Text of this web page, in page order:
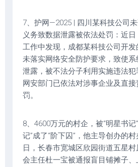
7、护网—2025 | 四川某科技公司
义务致数据泄露被依法处罚：近
工作中发现，成都某科技公司开
未落实网络安全防护要求，致使
泄露，被不法分子利用实施违法
网安部门已依法对涉事企业及直
罚。
8、4600万元的村企，被“明星书记
记”成了“阶下囚”，他主导创办的
日，长春市宽城区欣园街道五星
会主任杜一宝被通报盲目铺摊子、